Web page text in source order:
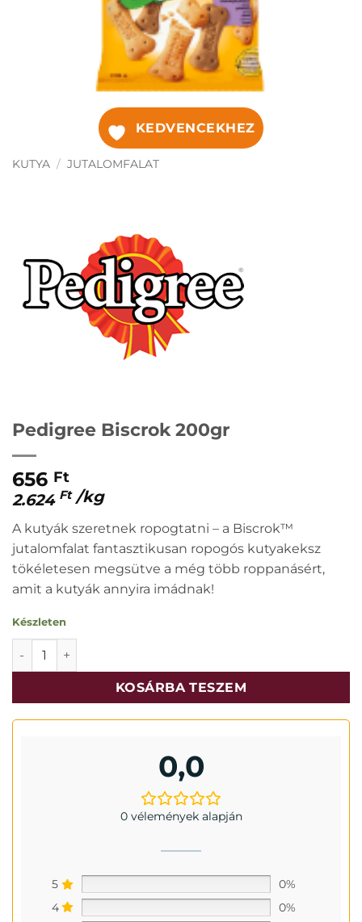
KEDVENCEKHEZ
KUTYA / JUTALOMFALAT
Pedigree Biscrok 200gr
656 Ft
2.624 Ft /kg
A kutyák szeretnek ropogtatni – a Biscrok™
jutalomfalat fantasztikusan ropogós kutyakeksz
tökéletesen megsütve a még több roppanásért,
amit a kutyák annyira imádnak!
Készleten
Pedigree Biscrok 200gr mennyiség
KOSÁRBA TESZEM
0,0
0 vélemények alapján
5
0%
4
0%